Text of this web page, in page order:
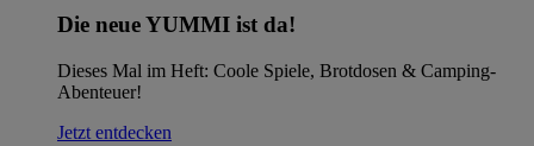
Die neue YUMMI ist da!
Dieses Mal im Heft: Coole Spiele, Brotdosen & Camping-
Abenteuer!
Jetzt entdecken